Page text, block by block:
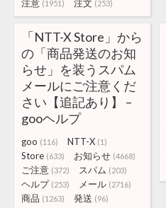
注意 (1951) 注文 (253)
「NTT-X Store」から
の「商品発送のお知
らせ」を装うスパム
メールにご注意くだ
さい【追記あり】 –
gooヘルプ
goo (116) NTT-X (1)
Store (633) お知らせ (4668)
ご注意 (372) スパム (203)
ヘルプ (253) メール (2716)
商品 (1263) 発送 (96)